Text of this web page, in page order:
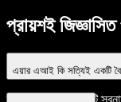
প্রায়শই
এয়ার এআই কি সত্যিই একটি
হ্যাঁ, এয়ার এআই একটি